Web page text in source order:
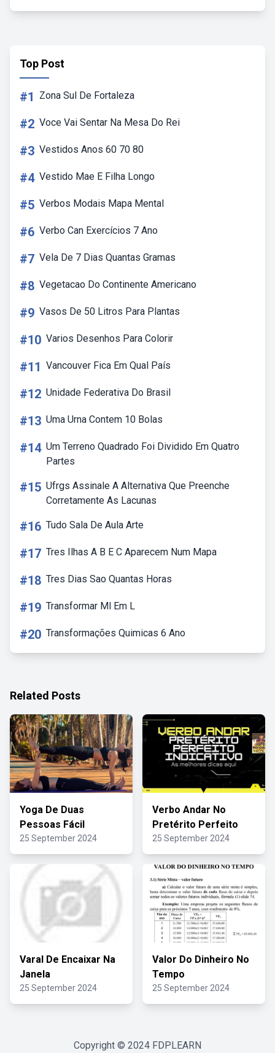
Top Post
#1 Zona Sul De Fortaleza
#2 Voce Vai Sentar Na Mesa Do Rei
#3 Vestidos Anos 60 70 80
#4 Vestido Mae E Filha Longo
#5 Verbos Modais Mapa Mental
#6 Verbo Can Exercícios 7 Ano
#7 Vela De 7 Dias Quantas Gramas
#8 Vegetacao Do Continente Americano
#9 Vasos De 50 Litros Para Plantas
#10 Varios Desenhos Para Colorir
#11 Vancouver Fica Em Qual País
#12 Unidade Federativa Do Brasil
#13 Uma Urna Contem 10 Bolas
#14 Um Terreno Quadrado Foi Dividido Em Quatro
Partes
#15 Ufrgs Assinale A Alternativa Que Preenche
Corretamente As Lacunas
#16 Tudo Sala De Aula Arte
#17 Tres Ilhas A B E C Aparecem Num Mapa
#18 Tres Dias Sao Quantas Horas
#19 Transformar Ml Em L
#20 Transformações Quimicas 6 Ano
Related Posts
Yoga De Duas
Pessoas Fácil
25 September 2024
Verbo Andar No
Pretérito Perfeito
25 September 2024
Varal De Encaixar Na
Janela
25 September 2024
Valor Do Dinheiro No
Tempo
25 September 2024
Copyright © 2024 FDPLEARN